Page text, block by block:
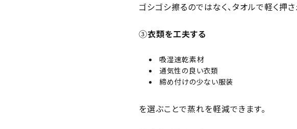
ゴシゴシ擦るのではなく、タオルで軽く押
③衣類を工夫する
吸湿速乾素材
通気性の良い衣類
締め付けの少ない服装
を選ぶことで蒸れを軽減できます。